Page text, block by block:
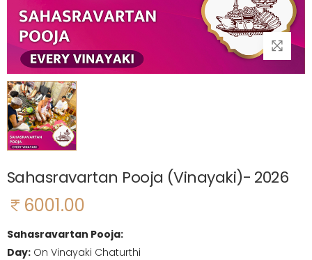
Sahasravartan Pooja (Vinayaki)- 2026
6001.00
Sahasravartan Pooja:
Day: On Vinayaki Chaturthi